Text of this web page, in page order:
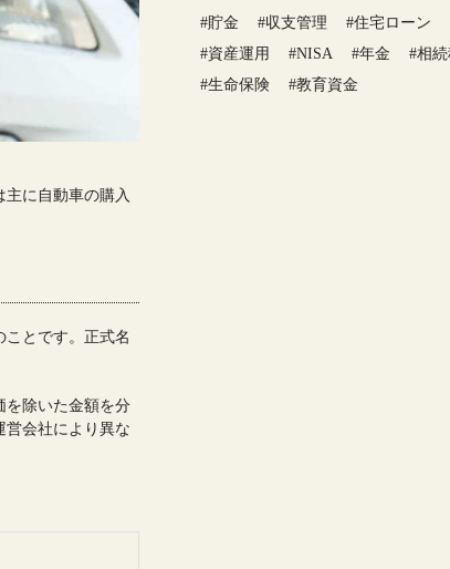
に自動車の購入
とです。正式名
を除いた金額を分
営会社により異な
#貯金 #収支管理 #住宅ローン
#資産運用
#NISA #年金
#相
#生命保険
#教育資金